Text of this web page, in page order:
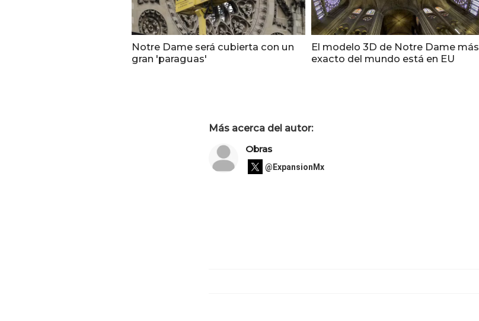
Notre Dame será cubierta con un
gran 'paraguas'
El modelo 3D de Notre Dame más
exacto del mundo está en EU
Más acerca del autor:
Obras
@ExpansionMx